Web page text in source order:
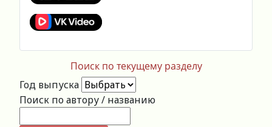
Поиск по текущему разделу
Год выпуска
Поиск по автору / названию